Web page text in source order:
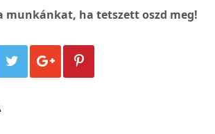
munkánkat, ha tetszett oszd meg!